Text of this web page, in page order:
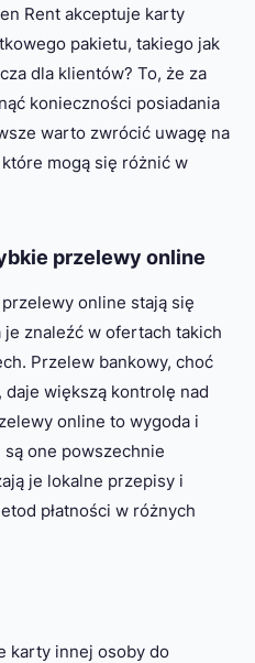
Rent akceptuje karty
pakietu, takiego jak
dla klientów? To, że za
konieczności posiadania
warto zwrócić uwagę na
mogą się różnić w
przelewy online
online stają się
znaleźć w ofertach takich
Przelew bankowy, choć
daje większą kontrolę nad
online to wygoda i
one powszechnie
je lokalne przepisy i
płatności w różnych
karty innej osoby do